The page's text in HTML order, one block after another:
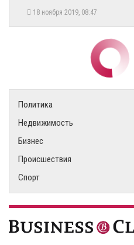
18 ноября 2019, 08:47
Политика
Недвижимость
Бизнес
Происшествия
Спорт